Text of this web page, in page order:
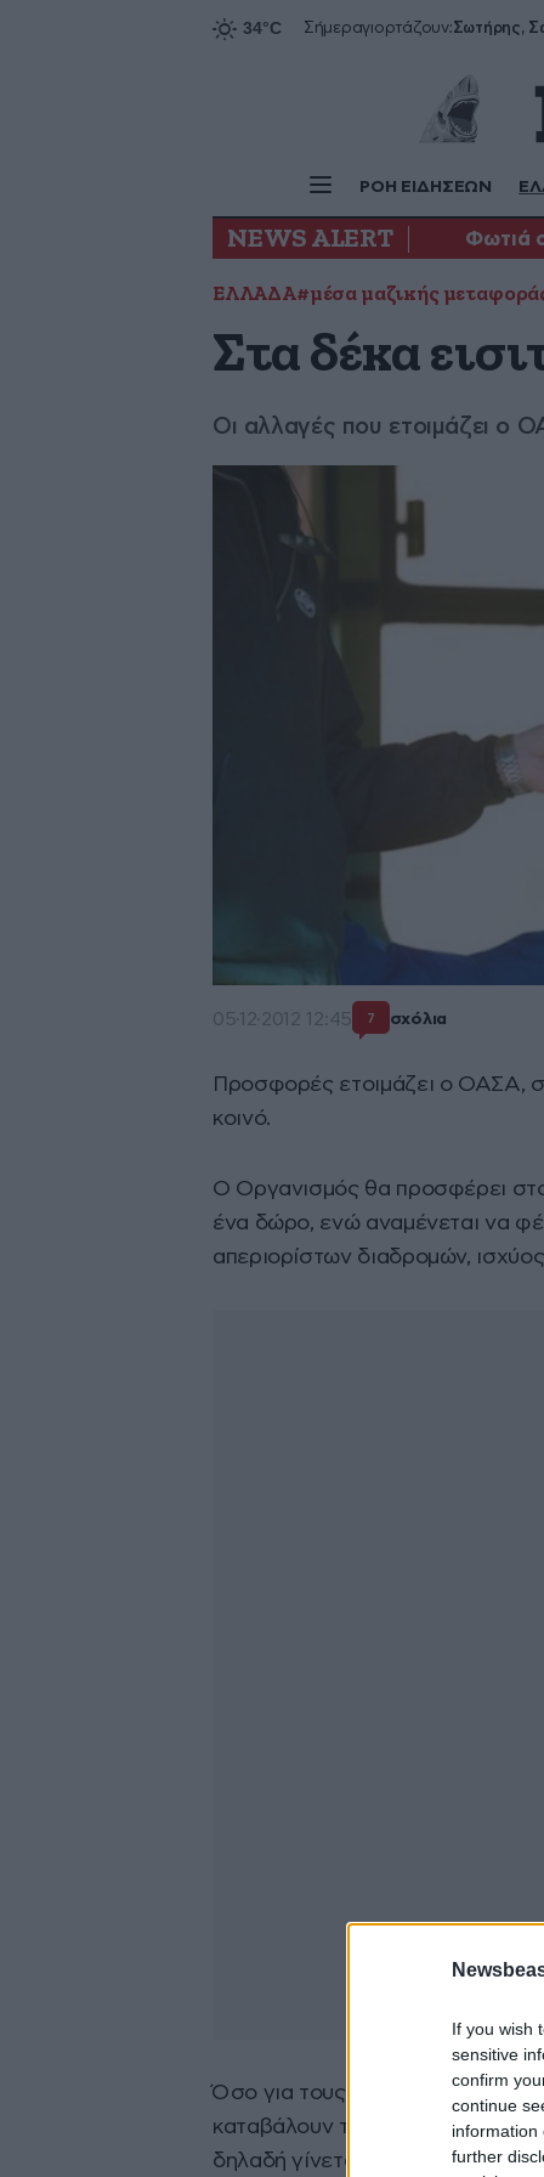
If you wish
sensitive
confirm
continue
information
further
Σήμεραγιορτάζουν:
ΡΟΗ ΕΙΔΗΣΕΩΝ
NEWS ALERT Φωτιά
ΕΛΛΑΔΑ#μέσα μαζικής
Στα δέκα
Οι αλλαγές που ετοιμάζει ο
05·12·2012 12:45 7 σχόλια
Προσφορές ετοιμάζει ο ΟΑΣΑ,
κοινό.
Ο Οργανισμός θα προσφέρει
ένα δώρο, ενώ αναμένεται να
απεριορίστων διαδρομών,
Όσο για τους… παραβάτες; Αν
καταβάλουν το 50% του
δηλαδή γίνεται με τις κλήσεις